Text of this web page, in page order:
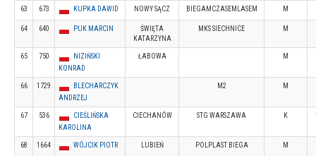
63 673 KUPKA DAWID NOWY SĄCZ BIEGAMCZASEMLASEM M
64 640 PUK MARCIN
ŚWIĘTA
KATARZYNA
MKS SIECHNICE M
65 750
NIZIŃSKI
KONRAD
ŁABOWA M
66 1729
BLECHARCZYK
ANDRZEJ
M2 M
67 536
CIEŚLIŃSKA
KAROLINA
CIECHANÓW STG WARSZAWA K
68 1664 WÓJCIK PIOTR LUBIEŃ POLPLAST BIEGA M